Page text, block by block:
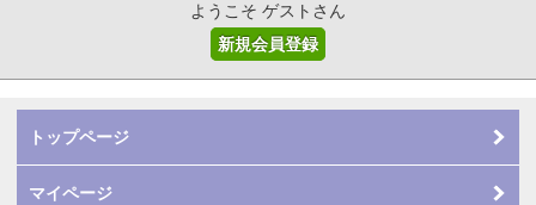
ようこそ ゲストさん
新規会員登録
トップページ
マイページ